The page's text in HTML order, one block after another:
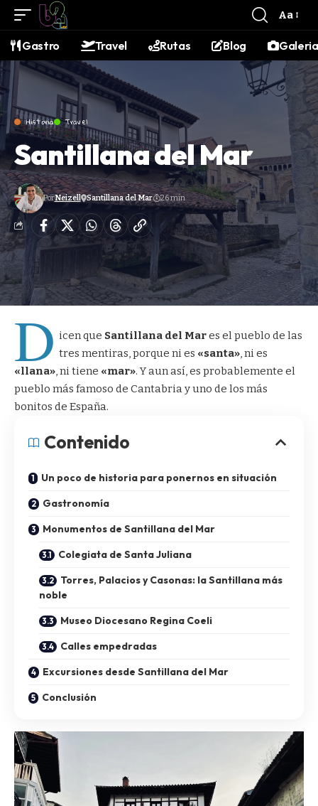
contenido Aa
Gastro Travel Rutas Blog Galeria
Historia Travel
Santillana del Mar
PorNeizell Santillana del Mar 26 min.
D icen que Santillana del Mares el pueblo de las
tres mentiras, porque ni es «santa», ni es
«llana», ni tiene «mar». Y aun así, es probablemente el
pueblo más famoso de Cantabria y uno de los más
bonitos de España.
Contenido
Un poco de historia para ponernos en situación
Gastronomía
Monumentos de Santillana del Mar
Colegiata de Santa Juliana
Torres, Palacios y Casonas: la Santillana más
noble
Museo Diocesano Regina Coeli
Calles empedradas
Excursiones desde Santillana del Mar
Conclusión